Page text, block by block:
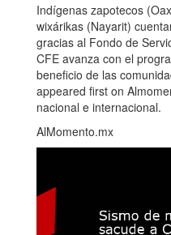
Indígenas zapotecos
wixárikas (Nayarit)
gracias al Fondo de
CFE avanza con el
beneficio de las
appeared first on
nacional e internacional.
AlMomento.mx